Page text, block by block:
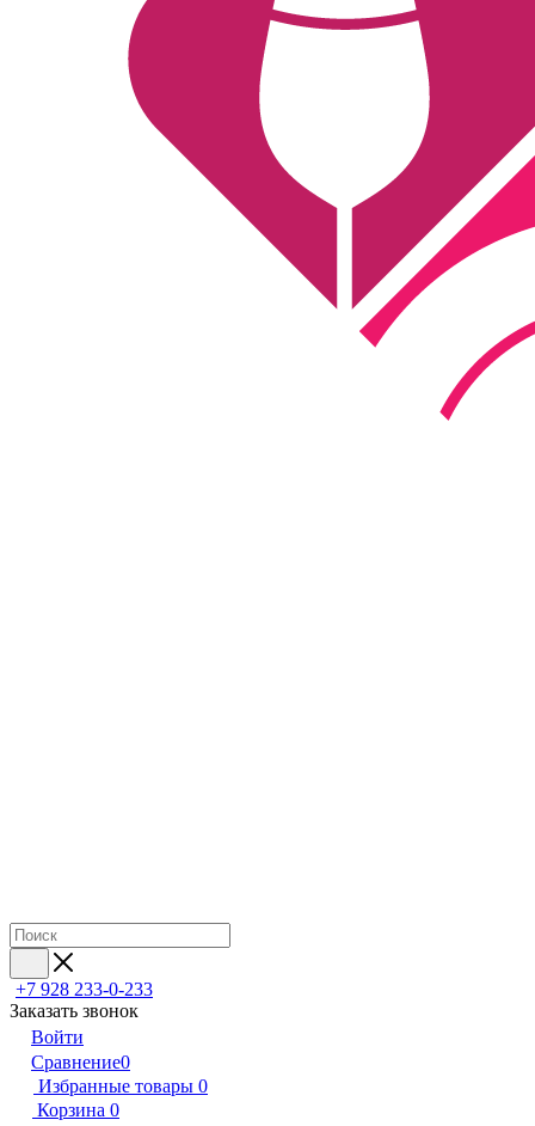
+7 928 233-0-233
Заказать звонок
Войти
Сравнение0
Избранные товары 0
Корзина 0